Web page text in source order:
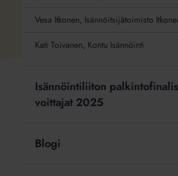
Vesa Itkonen, Isännöitsijätoimisto
Kati Toivanen, Kontu Isännöinti
Isännöintiliiton
voittajat 2025
Blogi